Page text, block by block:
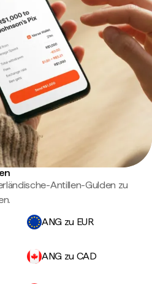
Antillen-Gulden zu
ANG zu EUR
ANG zu CAD